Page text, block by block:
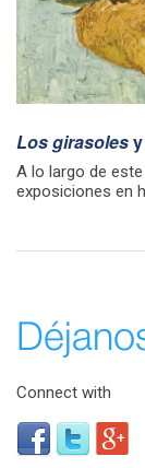
Los girasoles
A lo largo de
exposiciones en
Connect with